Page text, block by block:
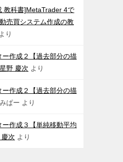
教科書]MetaTrader 4で
売買システム作成の教
より
ー作成２【過去部分の描
星野 慶次 より
ー作成２【過去部分の描
みぱー より
ー作成３【単純移動平均
次 より